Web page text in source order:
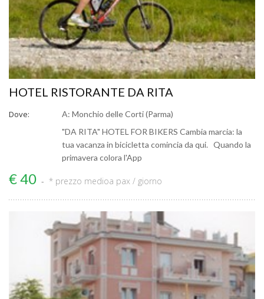
HOTEL RISTORANTE DA RITA
Dove:
A: Monchio delle Corti (Parma)
"DA RITA" HOTEL FOR BIKERS Cambia marcia: la
tua vacanza in bicicletta comincia da qui. Quando la
primavera colora l'App
€ 40 * prezzo medioa pax / giorno